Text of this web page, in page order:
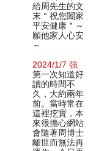
給周先生的文
末＂祝您闔家
平安健康＂～
願他家人心安
～
2024/1/7 強
第一次知道好
讀的時間不
久，大約兩年
前。當時常在
這裡挖寶，本
來很擔心網站
會隨著周博士
離世而無法再